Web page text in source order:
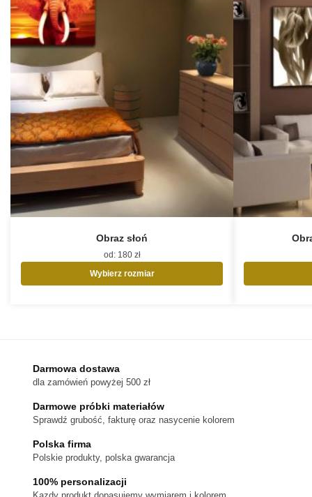
Obraz słoń
od: 180 zł
Wybierz rozmiar
wybrać
stronie
produktu
Darmowa dostawa
dla zamówień powyżej 500 zł
Darmowe próbki materiałów
Sprawdź grubość, fakturę oraz nasycenie kolorem
Polska firma
Polskie produkty, polska gwarancja
100% personalizacji